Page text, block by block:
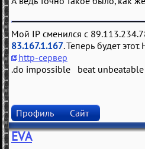
Мой IP сменился с
83.167.1.167. Теперь будет
http-сервер
.do impossible beat unbeatable
Профиль Сайт
EVA